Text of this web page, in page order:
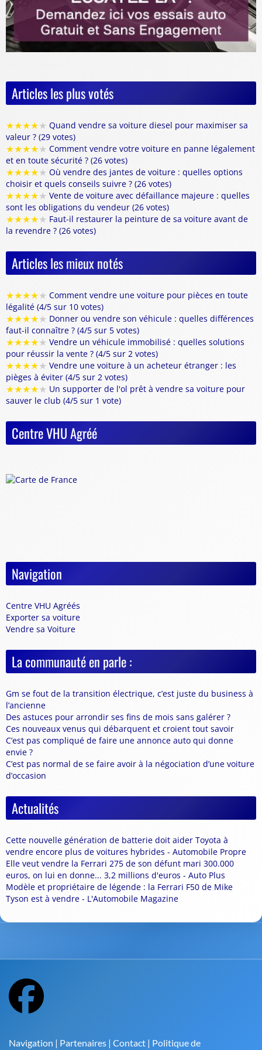
Articles les plus votés
★★★★★ Quand vendre sa voiture diesel pour maximiser sa
valeur ? (29 votes)
★★★★★ Comment vendre votre voiture en panne légalement
et en toute sécurité ? (26 votes)
★★★★★ Où vendre des jantes de voiture : quelles options
choisir et quels conseils suivre ? (26 votes)
★★★★★ Vente de voiture avec défaillance majeure : quelles
sont les obligations du vendeur (26 votes)
★★★★★ Faut-il restaurer la peinture de sa voiture avant de
la revendre ? (26 votes)
Articles les mieux notés
★★★★★ Comment vendre une voiture pour pièces en toute
légalité (4/5 sur 10 votes)
★★★★★ Donner ou vendre son véhicule : quelles différences
faut-il connaître ? (4/5 sur 5 votes)
★★★★★ Vendre un véhicule immobilisé : quelles solutions
pour réussir la vente ? (4/5 sur 2 votes)
★★★★★ Vendre une voiture à un acheteur étranger : les
pièges à éviter (4/5 sur 2 votes)
★★★★★ Un supporter de l'ol prêt à vendre sa voiture pour
sauver le club (4/5 sur 1 vote)
Centre VHU Agréé
Navigation
Centre VHU Agréés
Exporter sa voiture
Vendre sa Voiture
La communauté en parle :
Gm se fout de la transition électrique, c’est juste du business à
l’ancienne
Des astuces pour arrondir ses fins de mois sans galérer ?
Ces nouveaux venus qui débarquent et croient tout savoir
C’est pas compliqué de faire une annonce auto qui donne
envie ?
C’est pas normal de se faire avoir à la négociation d’une voiture
d’occasion
Actualités
Cette nouvelle génération de batterie doit aider Toyota à
vendre encore plus de voitures hybrides - Automobile Propre
Elle veut vendre la Ferrari 275 de son défunt mari 300.000
euros, on lui en donne... 3,2 millions d'euros - Auto Plus
Modèle et propriétaire de légende : la Ferrari F50 de Mike
Tyson est à vendre - L'Automobile Magazine
Navigation | Partenaires | Contact | Politique de